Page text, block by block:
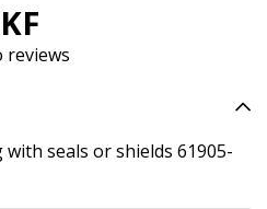
reviews
seals or shields 61905-